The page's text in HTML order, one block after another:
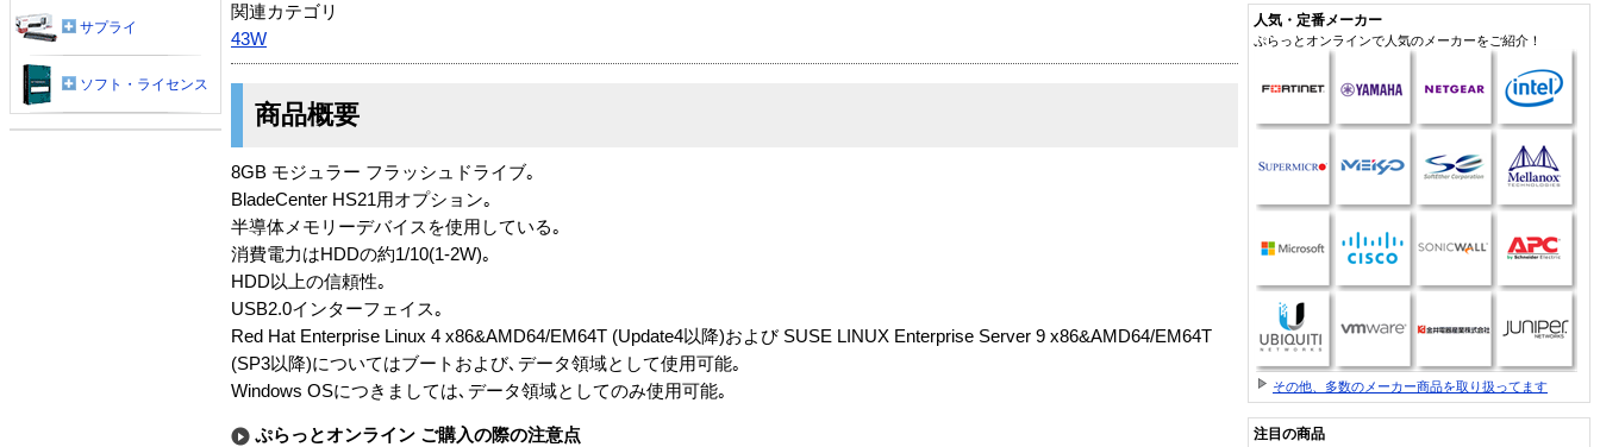
関連カテゴリ
43W
商品概要
8GB モジュラー フラッシュドライブ｡
BladeCenter HS21用オプション｡
半導体メモリーデバイスを使用している｡
消費電力はHDDの約1/10(1-2W)｡
HDD以上の信頼性｡
USB2.0インターフェイス｡
Red Hat Enterprise Linux 4 x86&AMD64/EM64T (Update4以降)および SUSE LINUX Enterprise Server 9 x86&AMD64/EM64T
(SP3以降)についてはブートおよび､データ領域として使用可能｡
Windows OSにつきましては､データ領域としてのみ使用可能｡
ぷらっとオンライン ご購入の際の注意点
サプライ
ソフト・ライセンス
人気・定番メーカー
ぷらっとオンラインで人気のメーカーをご紹介！
その他、多数のメーカー商品を取り扱ってます
注目の商品